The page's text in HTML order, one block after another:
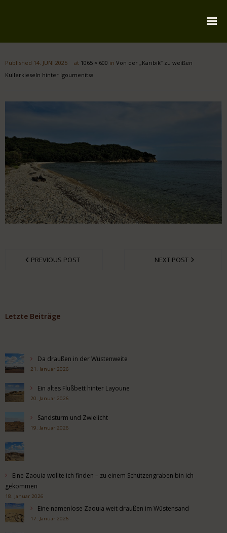
Über mich
Kontakt
Datenschutz
Published 14. JUNI 2025 at 1065 × 600 in Von der „Karibik“ zu weißen
Kullerkieseln hinter Igoumenitsa
PREVIOUS POST NEXT POST
Letzte Beiträge
Da draußen in der Wüstenweite
21. Januar 2026
Ein altes Flußbett hinter Layoune
20. Januar 2026
Sandsturm und Zwielicht
19. Januar 2026
Eine Zaouia wollte ich finden – zu einem Schützengraben bin ich
gekommen
18. Januar 2026
Eine namenlose Zaouia weit draußen im Wüstensand
17. Januar 2026